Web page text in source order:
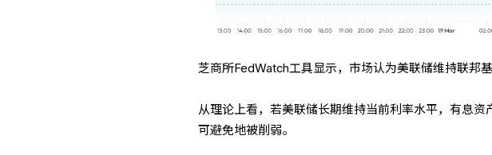
芝商所FedWatch工具显示，市场认为美联储维持联邦
从理论上看，若美联储长期维持当前利率水平，有息
可避免地被削弱。